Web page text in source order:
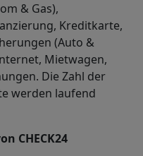
& Gas),
Kreditkarte,
(Auto &
Mietwagen,
Die Zahl der
werden laufend
CHECK24